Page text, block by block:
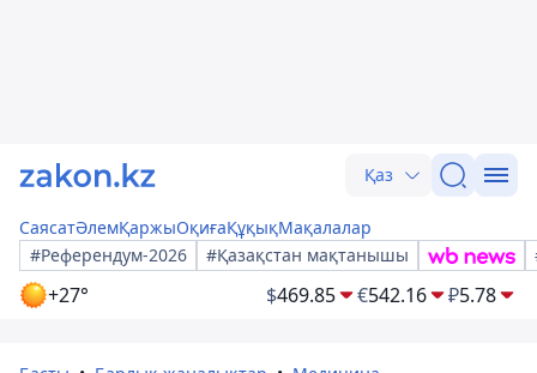
Қаз
СаясатӘлемҚаржыОқиғаҚұқықМақалалар
#Референдум-2026
#Қазақстан мақтанышы
+27° $469.85 €542.16 ₽5.78